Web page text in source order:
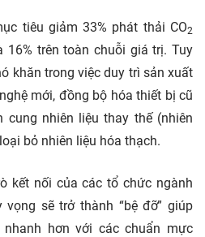
tiêu giảm 33% phát thải CO2
trên toàn chuỗi giá trị. Tuy
khăn trong việc duy trì sản xuất
mới, đồng bộ hóa thiết bị cũ
nhiên liệu thay thế (nhiên
bỏ nhiên liệu hóa thạch.
kết nối của các tổ chức ngành
vọng sẽ trở thành “bệ đỡ” giúp
hơn với các chuẩn mực